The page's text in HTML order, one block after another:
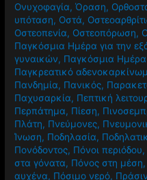
Ονυχοφαγία,Όραση,
υπόταση, Οστά,
Οστεοπενία, Οστεοπόρωση,
Παγκόσμια Ημέρα για την
γυναικών, Παγκόσμια
Παγκρεατικό
Πανδημία, Πανικός,
Παχυσαρκία, Πεπτική
Περπάτημα, Πίεση,
Πλάτη, Πνεύμονες,
Ίνωση, Ποδηλασία,
Πονόδοντος, Πόνοι περιόδου,
στα γόνατα, Πόνος στη μέση,
αυχένα, Πόσιμο νερό,